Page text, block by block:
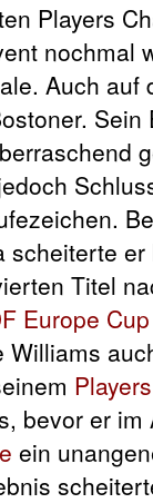
Players
nochmal
Auch auf
Sein
Titel
Europe Cup
bevor er im
ein